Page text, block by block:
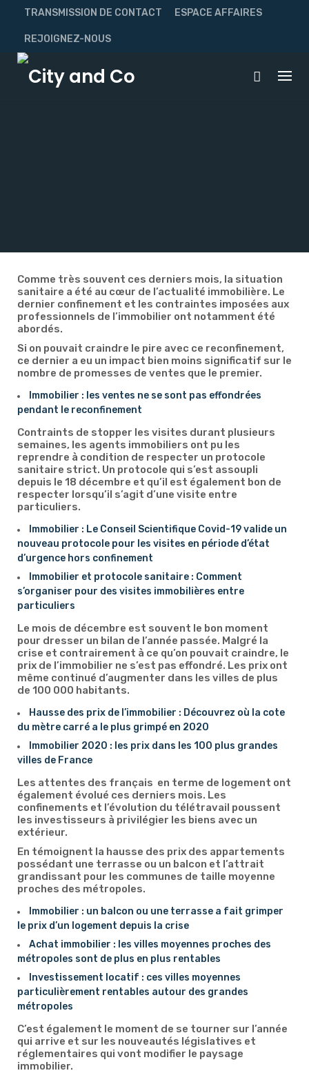
content
TRANSMISSION DE CONTACT ESPACE AFFAIRES
REJOIGNEZ-NOUS
Comme très souvent ces derniers mois, la situation
sanitaire a été au cœur de l’actualité immobilière. Le
dernier confinement et les contraintes imposées aux
professionnels de l’immobilier ont notamment été
abordés.
Si on pouvait craindre le pire avec ce reconfinement,
ce dernier a eu un impact bien moins significatif sur le
nombre de promesses de ventes que le premier.
Immobilier : les ventes ne se sont pas effondrées
pendant le reconfinement
Contraints de stopper les visites durant plusieurs
semaines, les agents immobiliers ont pu les
reprendre à condition de respecter un protocole
sanitaire strict. Un protocole qui s’est assoupli
depuis le 18 décembre et qu’il est également bon de
respecter lorsqu’il s’agit d’une visite entre
particuliers.
Immobilier : Le Conseil Scientifique Covid-19 valide un
nouveau protocole pour les visites en période d’état
d’urgence hors confinement
Immobilier et protocole sanitaire : Comment
s’organiser pour des visites immobilières entre
particuliers
Le mois de décembre est souvent le bon moment
pour dresser un bilan de l’année passée. Malgré la
crise et contrairement à ce qu’on pouvait craindre, le
prix de l’immobilier ne s’est pas effondré. Les prix ont
même continué d’augmenter dans les villes de plus
de 100 000 habitants.
Hausse des prix de l’immobilier : Découvrez où la cote
du mètre carré a le plus grimpé en 2020
Immobilier 2020 : les prix dans les 100 plus grandes
villes de France
Les attentes des français en terme de logement ont
également évolué ces derniers mois. Les
confinements et l’évolution du télétravail poussent
les investisseurs à privilégier les biens avec un
extérieur.
En témoignent la hausse des prix des appartements
possédant une terrasse ou un balcon et l’attrait
grandissant pour les communes de taille moyenne
proches des métropoles.
Immobilier : un balcon ou une terrasse a fait grimper
le prix d’un logement depuis la crise
Achat immobilier : les villes moyennes proches des
métropoles sont de plus en plus rentables
Investissement locatif : ces villes moyennes
particulièrement rentables autour des grandes
métropoles
C’est également le moment de se tourner sur l’année
qui arrive et sur les nouveautés législatives et
réglementaires qui vont modifier le paysage
immobilier.